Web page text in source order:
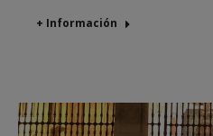
+ Información